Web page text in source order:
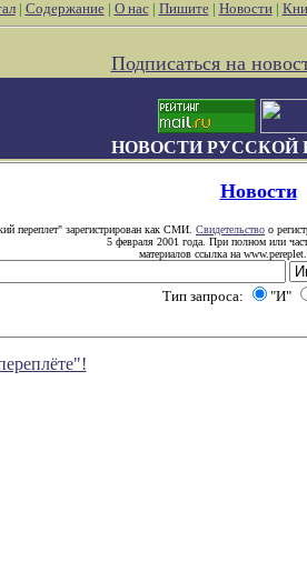
| Содержание| О нас| Пишите| Новости|
Подписаться на
НОВОСТИ РУССКОЙ
Новости
переплет" зарегистрирован как СМИ. Свидетельство о
5 февраля 2001 года. При полном или
материалов ссылка на
Тип запроса: "И"